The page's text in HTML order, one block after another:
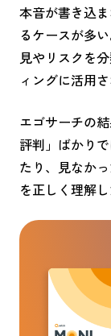
本音が書き込
るケースが多
見やリスクを
ィングに活用
エゴサーチの
評判」ばかり
たり、見なか
を正しく理解